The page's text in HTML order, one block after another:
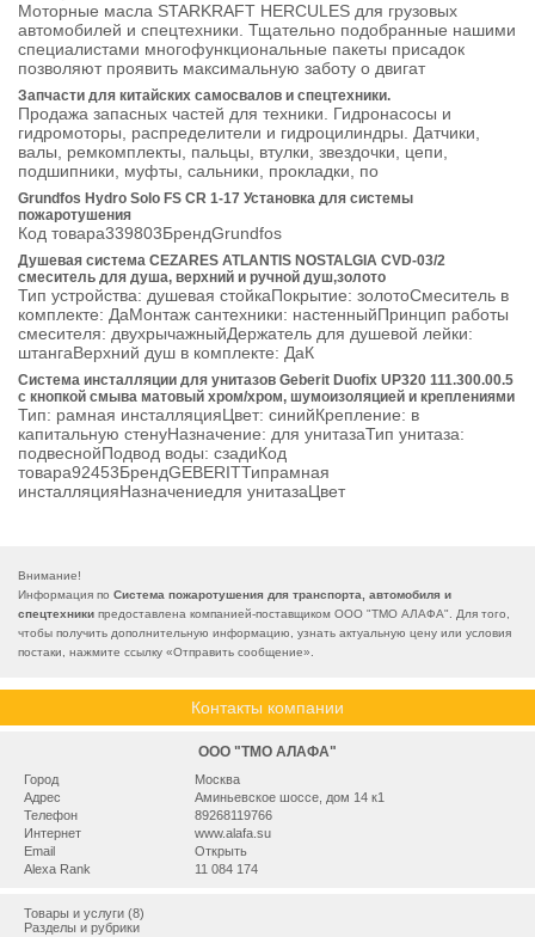
Моторные масла STARKRAFT HERCULES для грузовых
автомобилей и спецтехники. Тщательно подобранные нашими
специалистами многофункциональные пакеты присадок
позволяют проявить максимальную заботу о двигат
Запчасти для китайских самосвалов и спецтехники.
Продажа запасных частей для техники. Гидронасосы и
гидромоторы, распределители и гидроцилиндры. Датчики,
валы, ремкомплекты, пальцы, втулки, звездочки, цепи,
подшипники, муфты, сальники, прокладки, по
Grundfos Hydro Solo FS CR 1-17 Установка для системы
пожаротушения
Код товара339803БрендGrundfos
Душевая система CEZARES ATLANTIS NOSTALGIA CVD-03/2
смеситель для душа, верхний и ручной душ,золото
Тип устройства: душевая стойкаПокрытие: золотоСмеситель в
комплекте: ДаМонтаж сантехники: настенныйПринцип работы
смесителя: двухрычажныйДержатель для душевой лейки:
штангаВерхний душ в комплекте: ДаК
Система инсталляции для унитазов Geberit Duofix UP320 111.300.00.5
с кнопкой смыва матовый хром/хром, шумоизоляцией и креплениями
Тип: рамная инсталляцияЦвет: синийКрепление: в
капитальную стенуНазначение: для унитазаТип унитаза:
подвеснойПодвод воды: сзадиКод
товара92453БрендGEBERITТипрамная
инсталляцияНазначениедля унитазаЦвет
Внимание!
Информация по Система пожаротушения для транспорта, автомобиля и
спецтехники предоставлена компанией-поставщиком ООО "ТМО АЛАФА". Для того,
чтобы получить дополнительную информацию, узнать актуальную цену или условия
постаки, нажмите ссылку «Отправить сообщение».
Контакты компании
ООО "ТМО АЛАФА"
Город
Москва
Адрес
Аминьевское шоссе, дом 14 к1
Телефон
89268119766
Интернет
www.alafa.su
Email
Открыть
Alexa Rank
11 084 174
Товары и услуги (8)
Разделы и рубрики